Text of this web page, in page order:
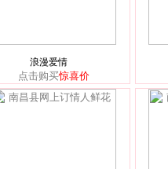
浪漫爱情
点击购买惊喜价